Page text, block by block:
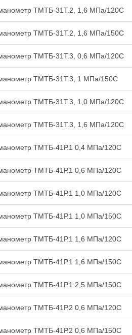
ТМТБ-31Т.2, 1,6 МПа/120С
ТМТБ-31Т.2, 1,6 МПа/150С
ТМТБ-31Т.3, 0,6 МПа/120С
ТМТБ-31Т.3, 1 МПа/150С
ТМТБ-31Т.3, 1,0 МПа/120С
ТМТБ-31Т.3, 1,6 МПа/120С
ТМТБ-41Р.1 0,4 МПа/120С
ТМТБ-41Р.1 0,6 МПа/120С
ТМТБ-41Р.1 1,0 МПа/120С
ТМТБ-41Р.1 1,0 МПа/150С
ТМТБ-41Р.1 1,6 МПа/120С
ТМТБ-41Р.1 1,6 МПа/150С
ТМТБ-41Р.1 2,5 МПа/150С
ТМТБ-41Р.2 0,6 МПа/120С
ТМТБ-41Р.2 0,6 МПа/150С